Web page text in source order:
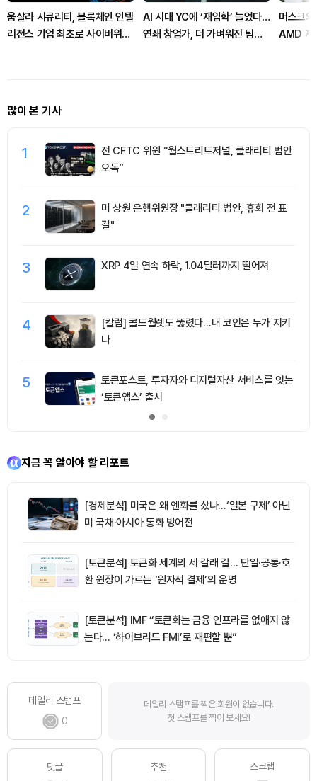
웁살라 시큐리티, 블록체인 인텔
리전스 기업 최초로 사이버위협
AI 시대 YC에 ‘재입학’ 늘었다…
연쇄 창업가, 더 가벼워진 팀으
머스크
AMD 제
많이 본 기사
1
전 CFTC 위원 “월스트리트저널, 클래리티 법안
오독”
2
미 상원 은행위원장 "클래리티 법안, 휴회 전 표
결"
3 XRP 4일 연속 하락, 1.04달러까지 떨어져
4
[칼럼] 콜드월렛도 뚫렸다…내 코인은 누가 지키
나
5
토큰포스트, 투자자와 디지털자산 서비스를 잇는
‘토큰앱스’ 출시
지금 꼭 알아야 할 리포트
[경제분석] 미국은 왜 엔화를 샀나…‘일본 구제’ 아닌
미 국채·아시아 통화 방어전
[토큰분석] 토큰화 세계의 세 갈래 길… 단일·공통·호
환 원장이 가르는 ‘원자적 결제’의 운명
[토큰분석] IMF “토큰화는 금융 인프라를 없애지 않
는다… ‘하이브리드 FMI’로 재편할 뿐”
데일리 스탬프
0
데일리 스탬프를 찍은 회원이 없습니다.
첫 스탬프를 찍어 보세요!
댓글
추천
스크랩